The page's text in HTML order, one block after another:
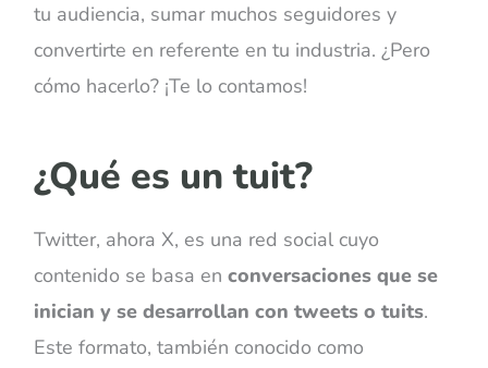
tu audiencia, sumar muchos seguidores y
convertirte en referente en tu industria. ¿Pero
cómo hacerlo? ¡Te lo contamos!
¿Qué es un tuit?
Twitter, ahora X, es una red social cuyo
contenido se basa enconversaciones que se
inician y se desarrollan con tweets o tuits.
Este formato, también conocido como